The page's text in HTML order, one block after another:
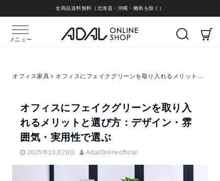
全商品送料無料（北海道・沖縄・離島を除く）
メニュー
オフィス家具 オフィスにフェイクグリーンを取り入れるメリットと選び方：デザイン・雰囲気・実用性で選ぶ
オフィスにフェイクグリーンを取り入
れるメリットと選び方：デザイン・雰
囲気・実用性で選ぶ
2025年10月28日 AdalOnlineofficial